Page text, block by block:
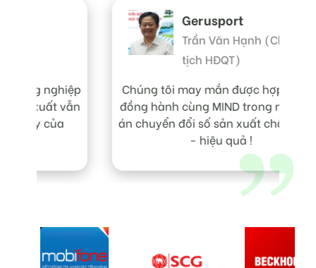
Gerusport
Trần Văn Hạnh (Chủ
tịch HĐQT)
Chúng tôi may mắn được hợp tác và
đồng hành cùng MIND trong nhiều dự
án chuyển đổi số sản xuất chất lượng